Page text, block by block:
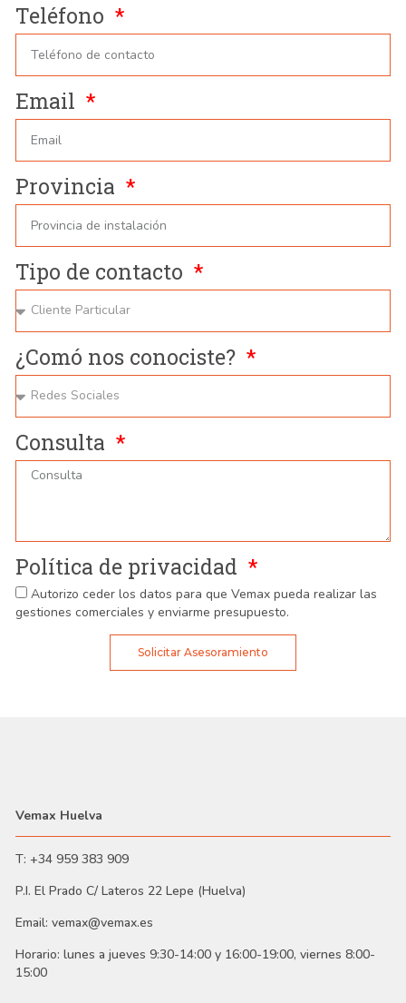
Teléfono
Email
Provincia
Tipo de contacto
¿Comó nos conociste?
Consulta
Política de privacidad
Autorizo ceder los datos para que Vemax pueda realizar las
gestiones comerciales y enviarme presupuesto.
Solicitar Asesoramiento
Vemax Huelva
T: +34 959 383 909
P.I. El Prado C/ Lateros 22 Lepe (Huelva)
Email: vemax@vemax.es
Horario: lunes a jueves 9:30-14:00 y 16:00-19:00, viernes 8:00-
15:00